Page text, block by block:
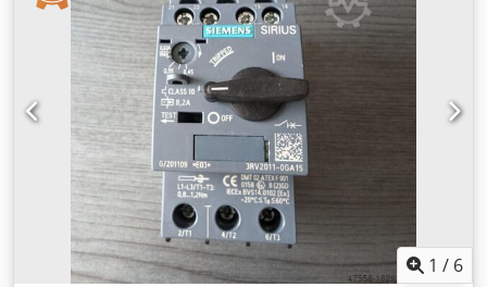
1 / 6